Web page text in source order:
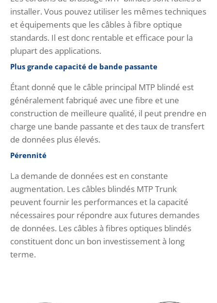
installer. Vous pouvez utiliser les mêmes techniques
et équipements que les câbles à fibre optique
standards. Il est donc rentable et efficace pour la
plupart des applications.
Plus grande capacité de bande passante
Étant donné que le câble principal MTP blindé est
généralement fabriqué avec une fibre et une
construction de meilleure qualité, il peut prendre en
charge une bande passante et des taux de transfert
de données plus élevés.
Pérennité
La demande de données est en constante
augmentation. Les câbles blindés MTP Trunk
peuvent fournir les performances et la capacité
nécessaires pour répondre aux futures demandes
de données. Les câbles à fibres optiques blindés
constituent donc un bon investissement à long
terme.